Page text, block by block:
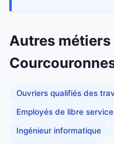
Autres métiers
Ouvriers qualifiés des
Employés de libre
Ingénieur informatique